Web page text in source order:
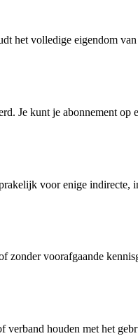
het volledige eigendom
Je kunt je abonnement op
voor enige indirecte,
zonder voorafgaande
verband houden met het